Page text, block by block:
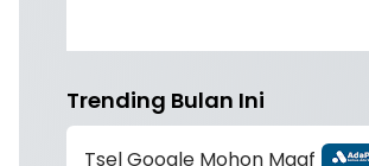
Trending Bulan Ini
Tsel Google Mohon Maaf